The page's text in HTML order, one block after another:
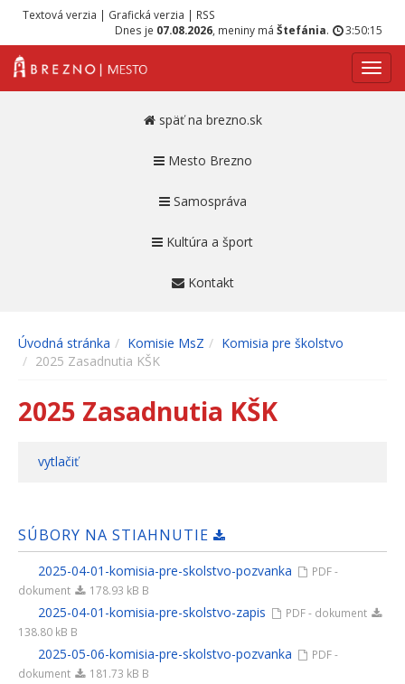
Textová verzia | Grafická verzia | RSS
Dnes je 07.08.2026 , meniny má Štefánia. 3:50:15
späť na brezno.sk
Mesto Brezno
Samospráva
Kultúra a šport
Kontakt
Úvodná stránka Komisie MsZ
Komisia pre školstvo
2025 Zasadnutia KŠK
2025 Zasadnutia KŠK
vytlačiť
SÚBORY NA STIAHNUTIE
2025-04-01-komisia-pre-skolstvo-pozvanka
PDF -
dokument
178.93 kB B
2025-04-01-komisia-pre-skolstvo-zapis
PDF - dokument
138.80 kB B
2025-05-06-komisia-pre-skolstvo-pozvanka
PDF -
dokument
181.73 kB B